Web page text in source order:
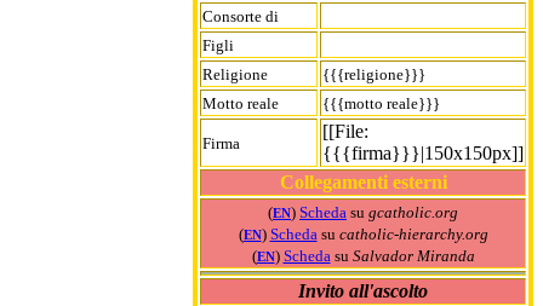
Consorte di
Figli
Religione
{{{religione}}}
Motto reale
{{{motto reale}}}
Firma
[[File:
{{{firma}}}|150x150px]]
Collegamenti esterni
(EN) Scheda su gcatholic.org
(EN) Scheda su catholic-hierarchy.org
(EN) Scheda su Salvador Miranda
Invito all'ascolto